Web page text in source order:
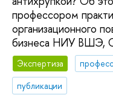
профессором
организационного
бизнеса НИУ ВШЭ,
Экспертиза
публикации